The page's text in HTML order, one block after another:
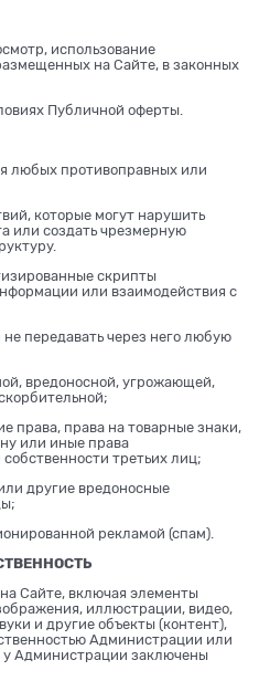
использование
на Сайте, в законных
Публичной оферты.
любых противоправных или
которые могут нарушить
или создать чрезмерную
скрипты
или взаимодействия с
передавать через него любую
вредоносной, угрожающей,
права, права на товарные знаки,
или иные права
третьих лиц;
другие вредоносные
рекламой (спам).
Сайте, включая элементы
иллюстрации, видео,
и другие объекты (контент),
Администрации или
у Администрации заключены